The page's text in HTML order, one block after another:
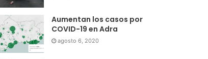
Aumentan los casos por
COVID-19 en Adra
agosto 6, 2020